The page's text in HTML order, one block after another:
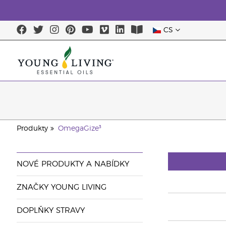
CS
Produkty OmegaGize³
NOVÉ PRODUKTY A NABÍDKY
ZNAČKY YOUNG LIVING
DOPLŇKY STRAVY